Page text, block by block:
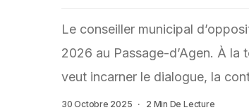
Le conseiller municipal
2026 au Passage-d’Agen. À la
veut incarner le dialogue, la
30 Octobre 2025 2 Min De Lecture